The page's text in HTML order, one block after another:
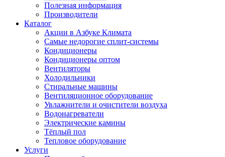
Полезная информация
Производители
Каталог
Акции в Азбуке Климата
Самые недорогие сплит-системы
Кондиционеры
Кондиционеры оптом
Вентиляторы
Холодильники
Стиральные машины
Вентиляционное оборудование
Увлажнители и очистители воздуха
Водонагреватели
Электрические камины
Тёплый пол
Тепловое оборудование
Услуги